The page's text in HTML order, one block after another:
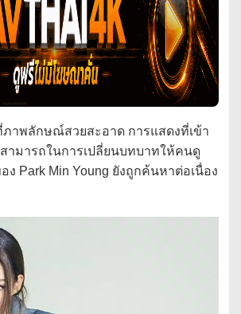
ภาพลักษณ์สวยสะอาด การแสดงที่เข้า
ามารถในการเปลี่ยนบทบาทให้คนดู
ง Park Min Young ยังถูกค้นหาต่อเนื่อง